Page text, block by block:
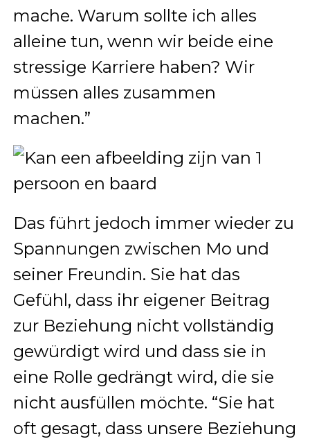
mache. Warum sollte ich alles
alleine tun, wenn wir beide eine
stressige Karriere haben? Wir
müssen alles zusammen
machen.”
Das führt jedoch immer wieder zu
Spannungen zwischen Mo und
seiner Freundin. Sie hat das
Gefühl, dass ihr eigener Beitrag
zur Beziehung nicht vollständig
gewürdigt wird und dass sie in
eine Rolle gedrängt wird, die sie
nicht ausfüllen möchte. “Sie hat
oft gesagt, dass unsere Beziehung